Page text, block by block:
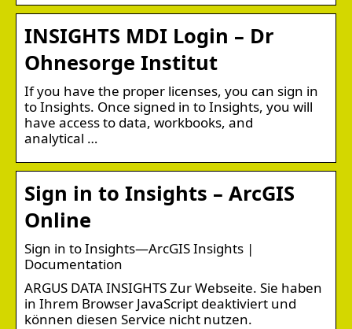
INSIGHTS MDI Login – Dr
Ohnesorge Institut
If you have the proper licenses, you can sign in
to Insights. Once signed in to Insights, you will
have access to data, workbooks, and
analytical …
Sign in to Insights – ArcGIS
Online
Sign in to Insights—ArcGIS Insights |
Documentation
ARGUS DATA INSIGHTS Zur Webseite. Sie haben
in Ihrem Browser JavaScript deaktiviert und
können diesen Service nicht nutzen.